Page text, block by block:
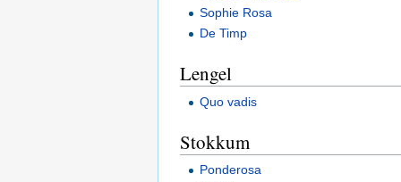
Sophie Rosa
De Timp
Lengel
Quo vadis
Stokkum
Ponderosa